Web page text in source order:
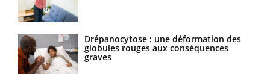
Drépanocytose : une déformation des
globules rouges aux conséquences
graves